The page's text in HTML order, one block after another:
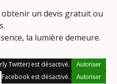
obtenir un devis gratuit ou
la lumière demeure.
Twitter) est désactivé. Autoriser
Facebook est désactivé. Autoriser